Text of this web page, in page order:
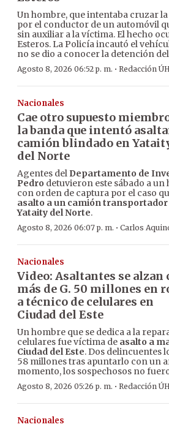
Un hombre, que intentaba cruzar
por el conductor de un automóvil
sin auxiliar a la víctima. El hecho
Esteros. La Policía incautó el
no se dio a conocer la detención
Agosto 8, 2026 06:52 p. m. · Redacción ÚH
Nacionales
Cae otro supuesto
la banda que intentó
camión blindado en
del Norte
Agentes del Departamento de
Pedro detuvieron este sábado a
con orden de captura por el caso
asalto a un camión transportador
Yataity del Norte.
Agosto 8, 2026 06:07 p. m. · Carlos
Nacionales
Video: Asaltantes se alzan
más de G. 50 millones en
a técnico de celulares en
Ciudad del Este
Un hombre que se dedica a la
celulares fue víctima de asalto a
Ciudad del Este. Dos delincuentes
58 millones tras apuntarlo con un
momento, los sospechosos no
Agosto 8, 2026 05:26 p. m. · Redacción ÚH
Nacionales